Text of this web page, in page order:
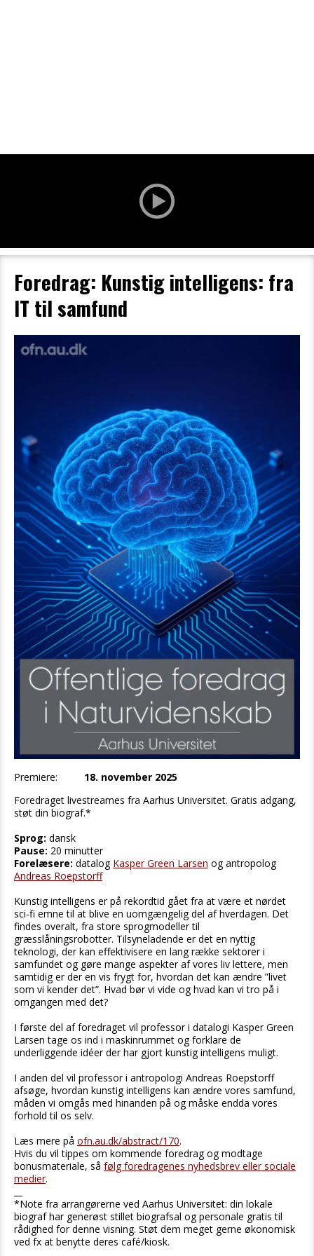
Foredrag: Kunstig intelligens: fra
IT til samfund
Premiere:
18. november 2025
Foredraget livestreames fra Aarhus Universitet. Gratis adgang,
støt din biograf.*
Sprog: dansk
Pause: 20 minutter
Forelæsere: datalog Kasper Green Larsen og antropolog
Andreas Roepstorff
Kunstig intelligens er på rekordtid gået fra at være et nørdet
sci-fi emne til at blive en uomgængelig del af hverdagen. Det
findes overalt, fra store sprogmodeller til
græsslåningsrobotter. Tilsyneladende er det en nyttig
teknologi, der kan effektivisere en lang række sektorer i
samfundet og gøre mange aspekter af vores liv lettere, men
samtidig er der en vis frygt for, hvordan det kan ændre ”livet
som vi kender det”. Hvad bør vi vide og hvad kan vi tro på i
omgangen med det?
I første del af foredraget vil professor i datalogi Kasper Green
Larsen tage os ind i maskinrummet og forklare de
underliggende idéer der har gjort kunstig intelligens muligt.
I anden del vil professor i antropologi Andreas Roepstorff
afsøge, hvordan kunstig intelligens kan ændre vores samfund,
måden vi omgås med hinanden på og måske endda vores
forhold til os selv.
Læs mere på ofn.au.dk/abstract/170.
Hvis du vil tippes om kommende foredrag og modtage
bonusmateriale, så følg foredragenes nyhedsbrev eller sociale
medier.
*Note fra arrangørerne ved Aarhus Universitet: din lokale
biograf har generøst stillet biografsal og personale gratis til
rådighed for denne visning. Støt dem meget gerne økonomisk
ved fx at benytte deres café/kiosk.